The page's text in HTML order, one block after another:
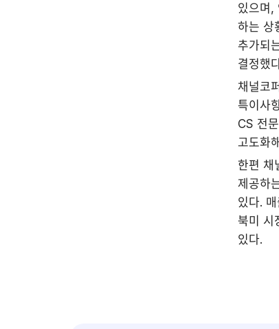
있으며,
하는 상
추가되
결정했
채널코
특이사
CS 전
고도화
한편 채
제공하
있다.
북미 시
있다.